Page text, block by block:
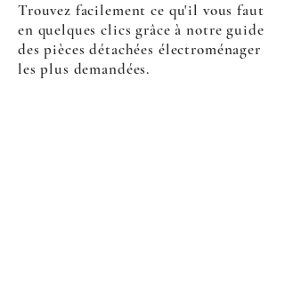
Trouvez facilement ce qu'il vous faut
en quelques clics grâce à notre guide
des pièces détachées électroménager
les plus demandées.